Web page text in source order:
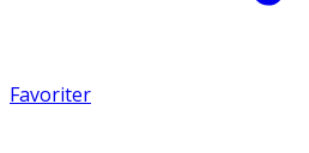
Favoriter